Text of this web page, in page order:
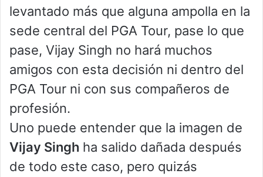
levantado más que alguna ampolla en la
sede central del PGA Tour, pase lo que
pase, Vijay Singh no hará muchos
amigos con esta decisión ni dentro del
PGA Tour ni con sus compañeros de
profesión.
Uno puede entender que la imagen de
Vijay Singh ha salido dañada después
de todo este caso, pero quizás